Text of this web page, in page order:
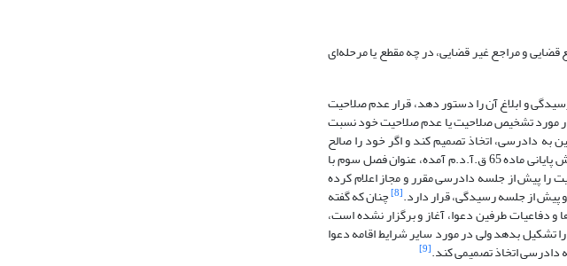
و مراجع غیر قضایی، در چه مقطع یا مرحله‌ای
و ابلاغ آن را دستور دهد، قرار عدم صلاحیت
آن است که دادگاه در مورد تشخیص صلاحیت یا عدم صلاحیت خود نسبت
دعوت طرفین به دادرسی، اتخاذ تصمیم کند و اگر خود را صالح
ندانست، قرار عدم صلاحیت خود را به شایستگی مرجعی که صالح تشخیص می‌دهد، صادر کند. افزون بر آن‌چه به صراحت در بخش پایانی ماده 65 ق.آ.د.م آمده، عنوان فصل سوم با
65 ق.آ.د.م که امکان صدور قرار عدم صلاحیت را پیش از جلسه دادرسی مقرر و مجاز اعلام کرده
از جلسه رسیدگی، قرار دارد.[8] چنان که گفته
دفاعیات طرفین دعوا، آغاز و برگزار نشده است،
بدهد ولی در مورد سایر شرایط اقامه دعوا
دادرسی اتخاذ تصمیمی کند.[9]